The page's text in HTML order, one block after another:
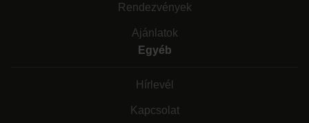
Rendezvények
Ajánlatok
Egyéb
Hírlevél
Kapcsolat